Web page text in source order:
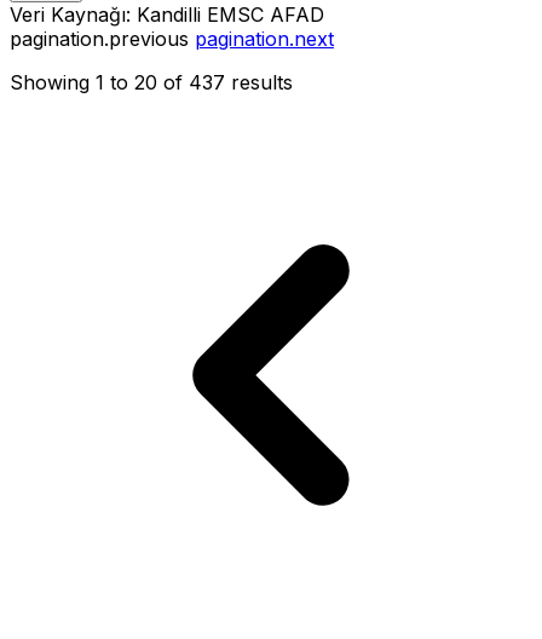
Veri Kaynağı: Kandilli EMSC AFAD
pagination.previous pagination.next
Showing 1 to 20 of 437 results